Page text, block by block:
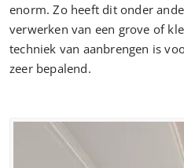
enorm. Zo heeft dit onder
verwerken van een grove of
techniek van aanbrengen is
zeer bepalend.